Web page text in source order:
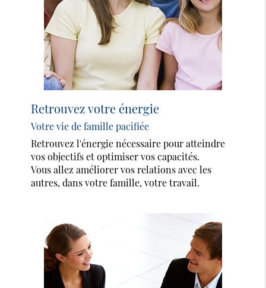
Retrouvez votre énergie
Votre vie de famille pacifiée
Retrouvez l'énergie nécessaire pour atteindre
vos objectifs et optimiser vos capacités.
Vous allez améliorer vos relations avec les
autres, dans votre famille, votre travail.